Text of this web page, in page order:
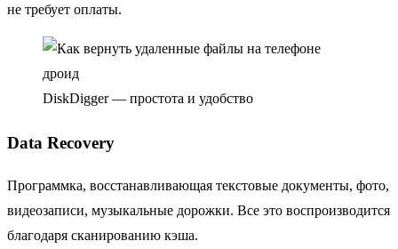
не требует оплаты.
DiskDigger — простота и удобство
Data Recovery
Программка, восстанавливающая текстовые документы, фото,
видеозаписи, музыкальные дорожки. Все это воспроизводится
благодаря сканированию кэша.